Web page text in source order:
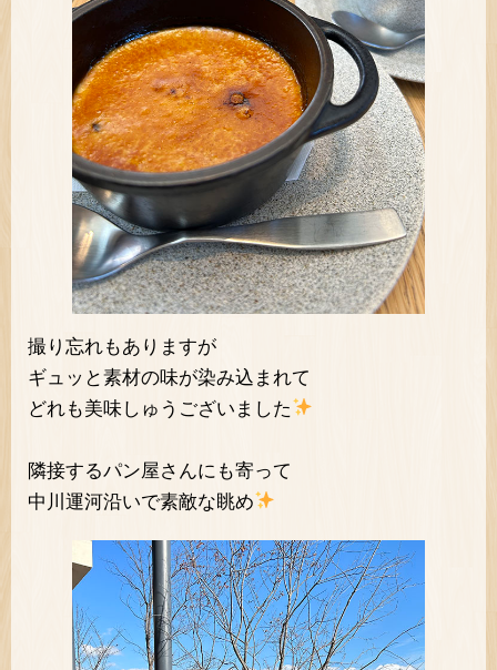
撮り忘れもありますが
ギュッと素材の味が染み込まれて
どれも美味しゅうございました
隣接するパン屋さんにも寄って
中川運河沿いで素敵な眺め